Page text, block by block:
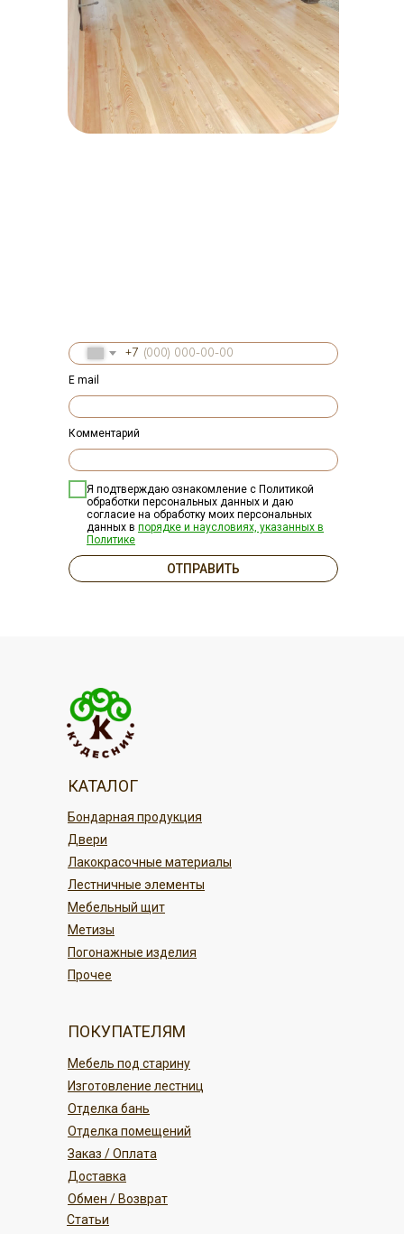
+7
E mail
Комментарий
Я подтверждаю ознакомление с Политикой
обработки персональных данных и даю
согласие на обработку моих персональных
данных в порядке и наусловиях, указанных в
Политике
ОТПРАВИТЬ
Отделка бань
Изготовление лестниц
Мебель под старину
ПОКУПАТЕЛЯМ
Прочее
Метизы
Двери
Лакокрасочные материалы
Погонажные изделия
Мебельный щит
Лестничные элементы
Бондарная продукция
КАТАЛОГ
Обмен / Возврат
Статьи
Отделка помещений
Заказ / Оплата
Доставка